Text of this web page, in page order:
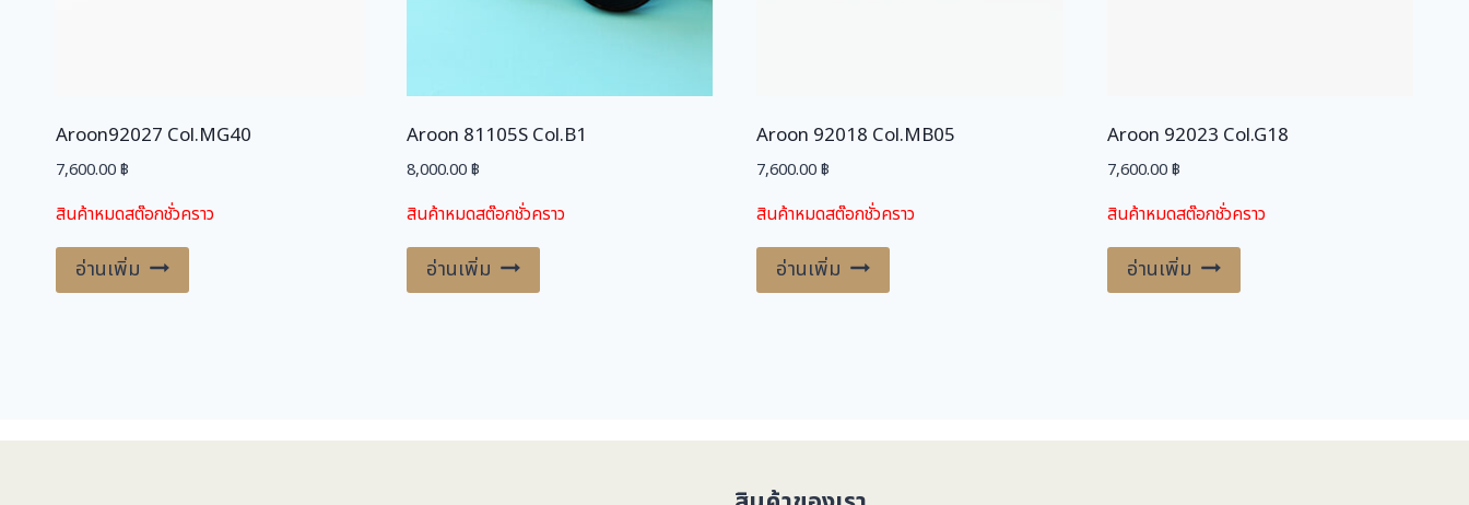
Aroon92027 Col.MG40
7,600.00฿
สินค้าหมดสต๊อกชั่วคราว
อ่านเพิ่ม
Aroon 81105S Col.B1
8,000.00฿
สินค้าหมดสต๊อกชั่วคราว
อ่านเพิ่ม
Aroon 92018 Col.MB05
7,600.00฿
สินค้าหมดสต๊อกชั่วคราว
อ่านเพิ่ม
Aroon 92023 Col.G18
7,600.00฿
สินค้าหมดสต๊อกชั่วคราว
อ่านเพิ่ม